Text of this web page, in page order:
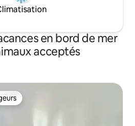
en bord de mer
acceptés
les plus appréciés